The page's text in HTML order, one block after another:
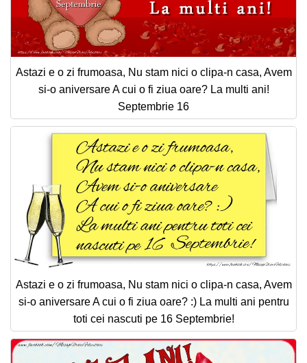
Astazi e o zi frumoasa, Nu stam nici o clipa-n casa, Avem
si-o aniversare A cui o fi ziua oare? La multi ani!
Septembrie 16
Astazi e o zi frumoasa, Nu stam nici o clipa-n casa, Avem
si-o aniversare A cui o fi ziua oare? :) La multi ani pentru
toti cei nascuti pe 16 Septembrie!